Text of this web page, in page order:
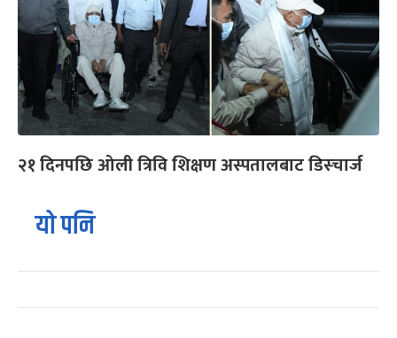
२१ दिनपछि ओली त्रिवि शिक्षण अस्पतालबाट डिस्चार्ज
यो पनि